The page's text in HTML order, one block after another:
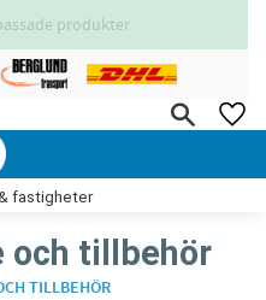
sortiment
fastigheter
och tillbehör
TILLBEHÖR